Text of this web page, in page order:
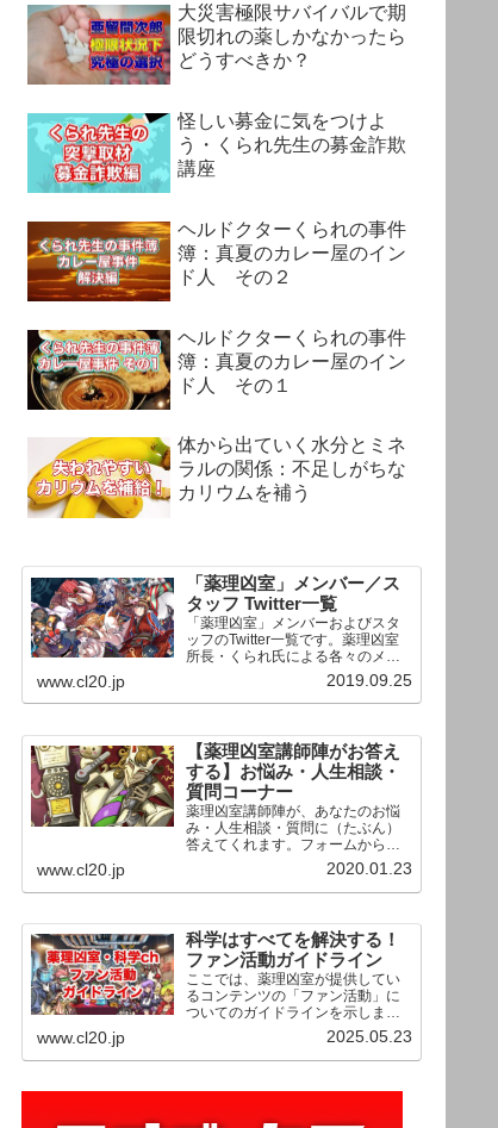
大災害極限サバイバルで期
限切れの薬しかなかったら
どうすべきか？
怪しい募金に気をつけよ
う・くられ先生の募金詐欺
講座
ヘルドクターくられの事件
簿：真夏のカレー屋のイン
ド人 その２
ヘルドクターくられの事件
簿：真夏のカレー屋のイン
ド人 その１
体から出ていく水分とミネ
ラルの関係：不足しがちな
カリウムを補う
「薬理凶室」メンバー／ス
タッフ Twitter一覧
「薬理凶室」メンバーおよびスタ
ッフのTwitter一覧です。薬理凶室
所長・くられ氏による各々のメン
バーの一言紹介付き。Twitterへの
リンクの下にあるフォローボタン
を押すとそのままフォローできま
www.cl20.jp 2019.09.25
【薬理凶室講師陣がお答え
する】お悩み・人生相談・
質問コーナー
薬理凶室講師陣が、あなたのお悩
み・人生相談・質問に（たぶん）
答えてくれます。フォームからお
送りいただいた相談は、順次、動
画として公開される予定（時期未
定）！ どうぞお気軽にご質問く
www.cl20.jp 2020.01.23
科学はすべてを解決する！
ファン活動ガイドライン
ここでは、薬理凶室が提供してい
るコンテンツの「ファン活動」に
ついてのガイドラインを示しま
す。ご利用の場合は当ガイドライ
ンを遵守して頂けますよう、よろ
しくお願い申し上げます。
www.cl20.jp 2025.05.23